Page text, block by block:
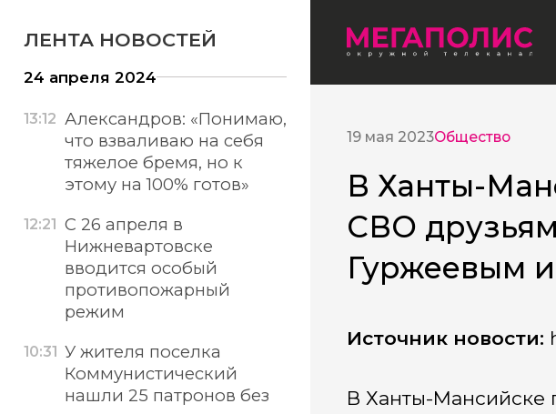
19 мая 2023Общество
В Ханты-
СВО
Гуржеевым
Источник новости:
В Ханты-Мансийске
ЛЕНТА НОВОСТЕЙ
24 апреля 2024
13:12 Александров: «Понимаю,
что взваливаю на себя
тяжелое бремя, но к
этому на 100% готов»
12:21 С 26 апреля в
Нижневартовске
вводится особый
противопожарный
режим
10:31 У жителя поселка
Коммунистический
нашли 25 патронов без